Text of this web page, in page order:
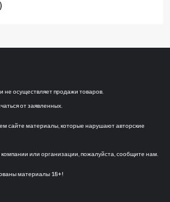
не осуществляет продажи товаров.
от заявленных.
сайте материалы, которые нарушают авторские
или организации, пожалуйста, сообщите нам.
материалы 18+!